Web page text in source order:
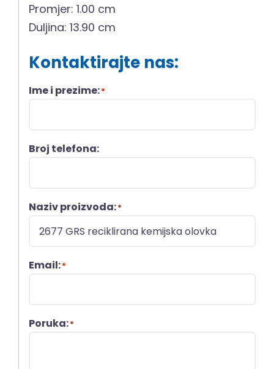
Promjer: 1.00 cm
Duljina: 13.90 cm
Kontaktirajte nas:
Ime i prezime:*
Broj telefona:
Naziv proizvoda:*
Email:*
Poruka:*